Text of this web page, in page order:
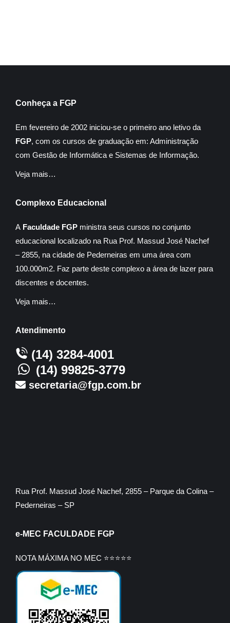
Conheça a FGP
Em fevereiro de 2002 iniciou-se o primeiro ano letivo da
FGP, com os cursos de graduação em: Administração
com Gestão de Informática e Sistemas de Informação.
Veja mais…
Complexo Educacional
A Faculdade FGP ministra seus cursos no conjunto
educacional localizado na Rua Prof. Massud José Nachef
– 2855, na cidade de Pederneiras em uma área com
100.000m2. Faz parte deste complexo a área de lazer para
discentes e docentes.
Veja mais…
Atendimento
(14) 3284-4001
(14) 99825-3779
secretaria@fgp.com.br
Rua Prof. Massud José Nachef, 2855 – Parque da Colina –
Pederneiras – SP
e-MEC FACULDADE FGP
NOTA MÁXIMA NO MEC ⭐⭐⭐⭐⭐